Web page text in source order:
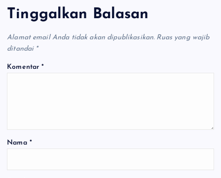
Tinggalkan Balasan
Alamat email Anda tidak akan dipublikasikan. Ruas yang wajib
ditandai *
Komentar*
Nama *